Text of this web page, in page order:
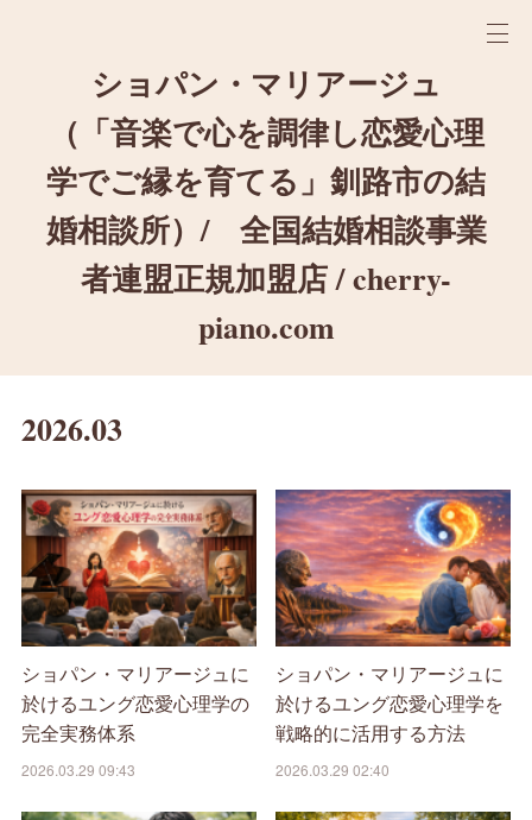
ショパン・マリアージュ
（「音楽で心を調律し恋愛心理
学でご縁を育てる」釧路市の結
婚相談所）/ 全国結婚相談事業
者連盟正規加盟店 / cherry-
piano.com
2026.03
ショパン・マリアージュに
於けるユング恋愛心理学の
完全実務体系
2026.03.29 09:43
ショパン・マリアージュに
於けるユング恋愛心理学を
戦略的に活用する方法
2026.03.29 02:40